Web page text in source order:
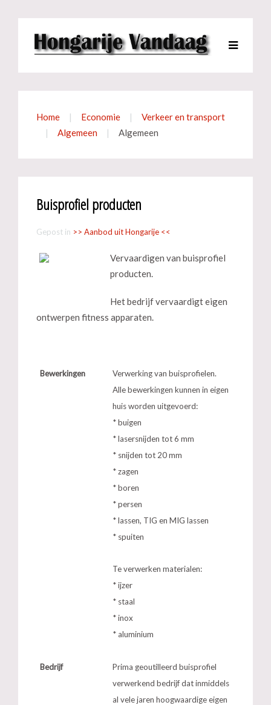
Home Economie
Verkeer en transport
Algemeen
Algemeen
Buisprofiel producten
Gepost in >> Aanbod uit Hongarije <<
Vervaardigen van buisprofiel
producten.
Het bedrijf vervaardigt eigen
ontwerpen fitness apparaten.
Bewerkingen
Verwerking van buisprofielen.
Alle bewerkingen kunnen in eigen
huis worden uitgevoerd:
* buigen
* lasersnijden tot 6 mm
* snijden tot 20 mm
* zagen
* boren
* persen
* lassen, TIG en MIG lassen
* spuiten
Te verwerken materialen:
* ijzer
* staal
* inox
* aluminium
Bedrijf
Prima geoutilleerd buisprofiel
verwerkend bedrijf dat inmiddels
al vele jaren hoogwaardige eigen